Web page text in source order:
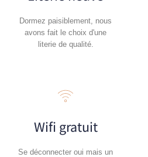
Dormez paisiblement, nous
avons fait le choix d'une
literie de qualité.
Wifi gratuit
Se déconnecter oui mais un